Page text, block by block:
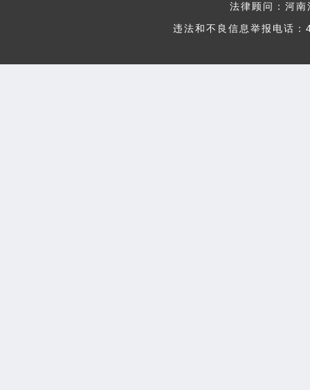
法律顾问：河
违法和不良信息举报电话